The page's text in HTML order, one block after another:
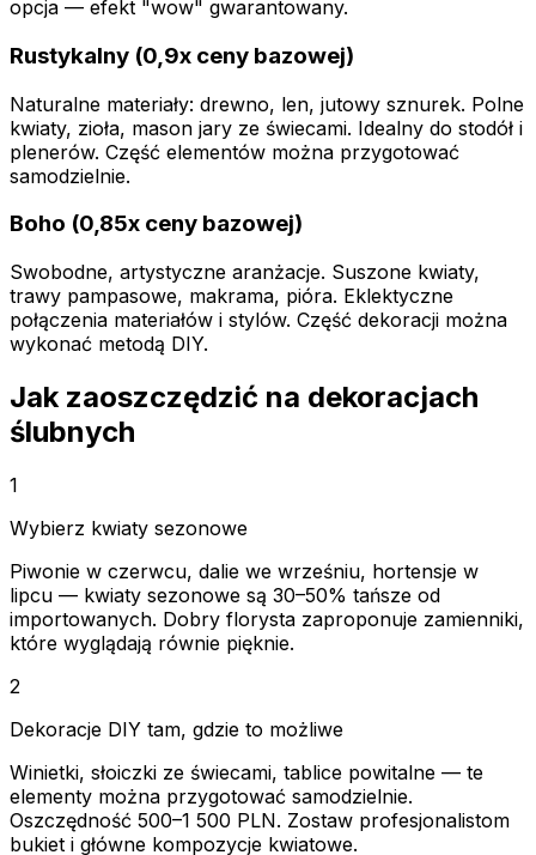
opcja — efekt "wow" gwarantowany.
Rustykalny (0,9x ceny bazowej)
Naturalne materiały: drewno, len, jutowy sznurek. Polne
kwiaty, zioła, mason jary ze świecami. Idealny do stodół i
plenerów. Część elementów można przygotować
samodzielnie.
Boho (0,85x ceny bazowej)
Swobodne, artystyczne aranżacje. Suszone kwiaty,
trawy pampasowe, makrama, pióra. Eklektyczne
połączenia materiałów i stylów. Część dekoracji można
wykonać metodą DIY.
Jak zaoszczędzić na dekoracjach
ślubnych
1
Wybierz kwiaty sezonowe
Piwonie w czerwcu, dalie we wrześniu, hortensje w
lipcu — kwiaty sezonowe są 30–50% tańsze od
importowanych. Dobry florys­ta zaproponuje zamienniki,
które wyglądają równie pięknie.
2
Dekoracje DIY tam, gdzie to możliwe
Winietki, słoiczki ze świecami, tablice powitalne — te
elementy można przygotować samodzielnie.
Oszczędność 500–1 500 PLN. Zostaw profesjonalistom
bukiet i główne kompozycje kwiatowe.